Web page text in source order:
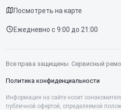
Диагностика
Контакты
Посмотреть на карте
Ежедневно с 9:00 до 21:00
Все права защищены. Сервисный
Политика конфиденциальности
Информация на сайте носит
публичной офертой, определяемой